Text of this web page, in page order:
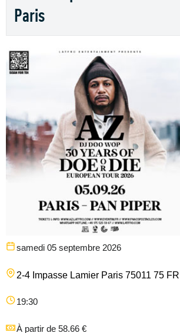
Paris
samedi 05 septembre 2026
2-4 Impasse Lamier Paris 75011 75 FR
19:30
À partir de 58.66 €